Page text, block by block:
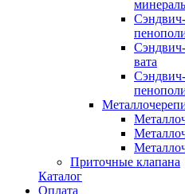
вата
Приточные клапана
Каталог
Оплата